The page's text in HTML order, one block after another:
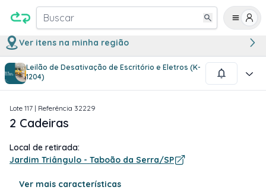
Buscar
Ver itens na minha região
Leilão de Desativação de Escritório e Eletros (K-
1204)
1/1
Lote 117 | Referência 32229
2 Cadeiras
Local de retirada:
Jardim Triângulo - Taboão da Serra/SP
Ver mais características